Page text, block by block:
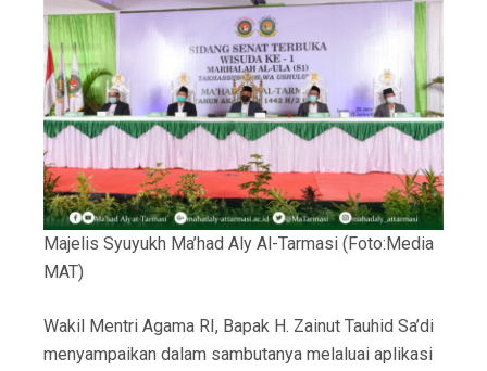
Majelis Syuyukh Ma’had Aly Al-Tarmasi (Foto:Media
MAT)
Wakil Mentri Agama RI, Bapak H. Zainut Tauhid Sa’di
menyampaikan dalam sambutanya melaluai aplikasi